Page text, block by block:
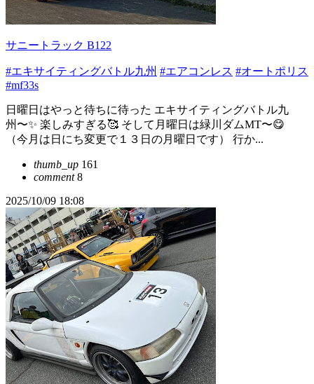
サニートラック B122
#エキサイティングバトル九州 #エアコンレス #オートポリス
#mf33s
日曜日はやっと待ちに待った エキサイティングバトル九
州〜✨ 楽しみすぎる🥰 そして月曜日は緑川ダムMT〜😋
（今月は日にち変更で１３日の月曜日です） 行か...
thumb_up 161
comment8
2025/10/09 18:08